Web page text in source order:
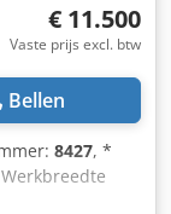
€ 11.500
Vaste prijs excl. btw
Bellen
8427, *
3-punts